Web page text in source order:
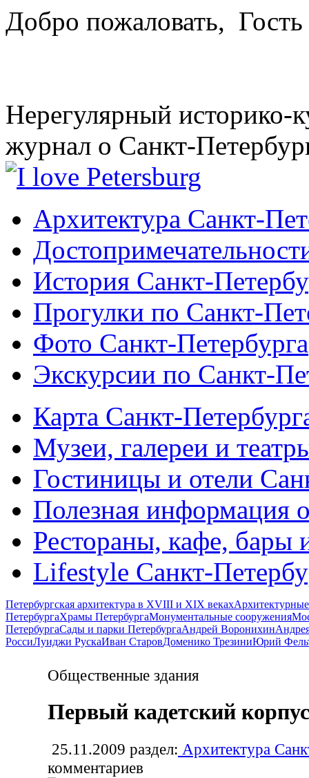
Добро пожаловать, Гость
Нерегулярный историко-
журнал о Санкт-
Архитектура Санкт-
История Санкт-
Прогулки по Санкт-
Фото Санкт-Петербурга
Экскурсии по Санкт-
Карта Санкт-
Музеи, галереи и
Гостиницы и отели
Полезная информация
Рестораны, кафе, бары
Lifestyle Санкт-
Петербургская архитектура в XVIII и XIX веках
ПетербургаХрамы ПетербургаМонументальные сооружения
ПетербургаСады и парки ПетербургаАндрей Воронихин
РоссиЛуиджи РускаИван СтаровДоменико ТрезиниЮрий
Общественные здания
Первый кадетский корпус
25.11.2009 раздел: Архитектура
комментариев